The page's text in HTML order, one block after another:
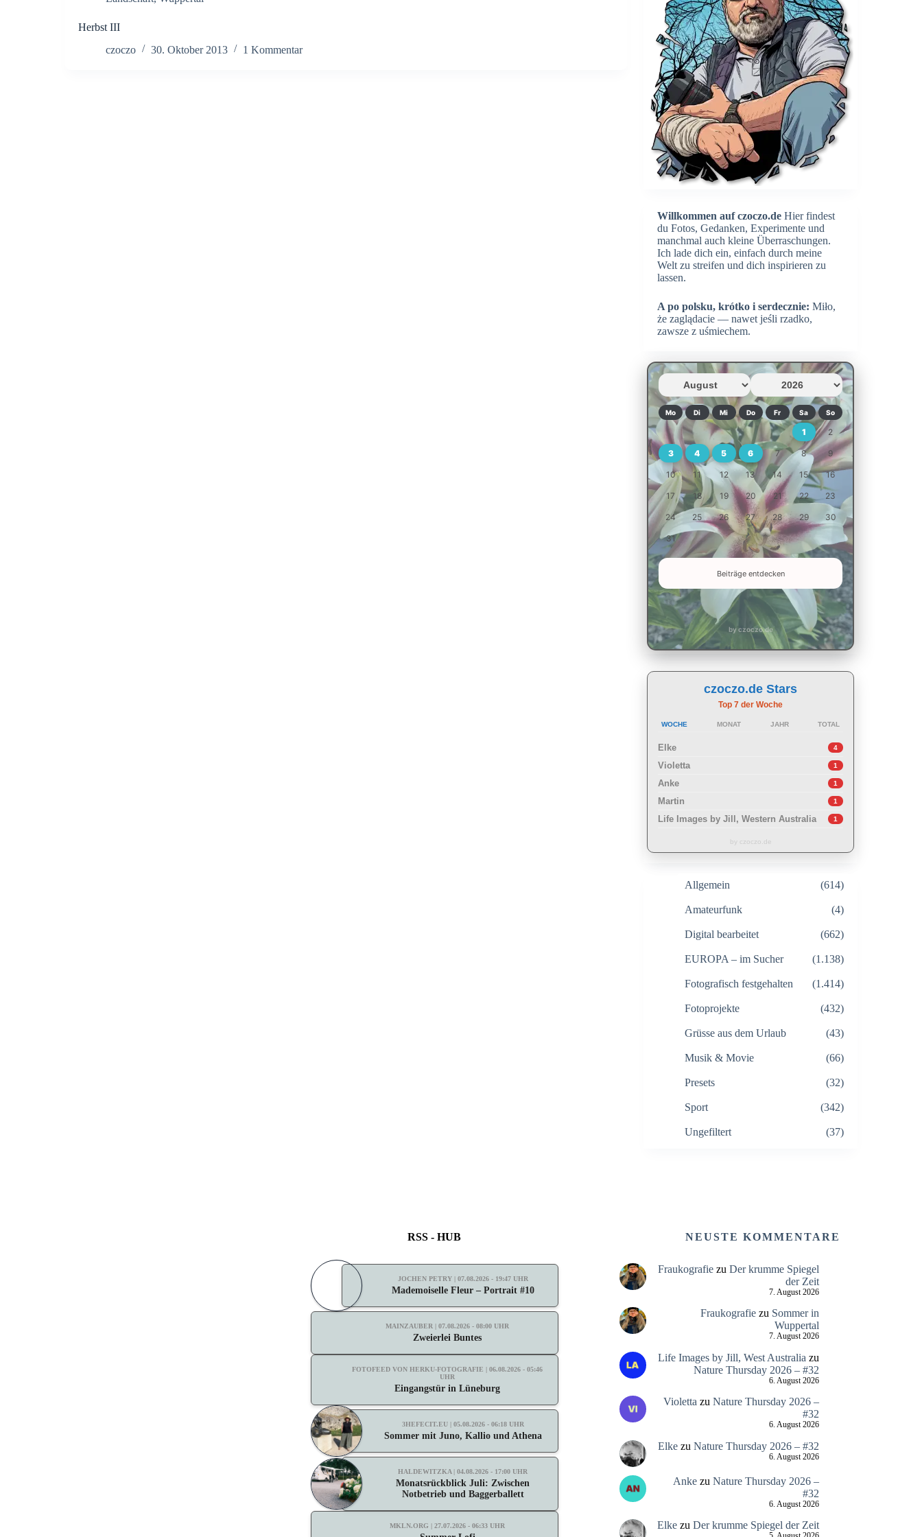
Herbst III
czoczo
30. Oktober 2013 1 Kommentar
Willkommen auf czoczo.de Hier findest
du Fotos, Gedanken, Experimente und
manchmal auch kleine Überraschungen.
Ich lade dich ein, einfach durch meine
Welt zu streifen und dich inspirieren zu
lassen.
A po polsku, krótko i serdecznie: Miło,
że zaglądacie — nawet jeśli rzadko,
zawsze z uśmiechem.
Mo Di Mi Do Fr Sa So
1 2
3 4 5 6 7 8 9
10 11 12 13 14 15 16
17 18 19 20 21 22 23
24 25 26 27 28 29 30
31
Beiträge entdecken
by czoczo.de
czoczo.de Stars
Top 7 der Woche
WOCHE MONAT JAHR TOTAL
Elke 4
Violetta 1
Anke 1
Martin 1
Life Images by Jill, Western Australia 1
by czoczo.de
Allgemein (614)
Amateurfunk (4)
Digital bearbeitet (662)
EUROPA – im Sucher (1.138)
Fotografisch festgehalten (1.414)
Fotoprojekte (432)
Grüsse aus dem Urlaub (43)
Musik & Movie (66)
Presets (32)
Sport (342)
Ungefiltert (37)
RSS - HUB
JOCHEN PETRY | 07.08.2026 - 19:47 UHR
Mademoiselle Fleur – Portrait #10
MAINZAUBER | 07.08.2026 - 08:00 UHR
Zweierlei Buntes
FOTOFEED VON HERKU-FOTOGRAFIE | 06.08.2026 - 05:46
UHR
Eingangstür in Lüneburg
3HEFECIT.EU | 05.08.2026 - 06:18 UHR
Sommer mit Juno, Kallio und Athena
HALDEWITZKA | 04.08.2026 - 17:00 UHR
Monatsrückblick Juli: Zwischen
Notbetrieb und Baggerballett
MKLN.ORG | 27.07.2026 - 06:33 UHR
NEUSTE KOMMENTARE
Fraukografiezu Der krumme Spiegel
der Zeit
7. August 2026
Fraukografiezu Sommer in
Wuppertal
7. August 2026
Life Images by Jill, West Australia zu
Nature Thursday 2026 – #32
6. August 2026
Violettazu Nature Thursday 2026 –
#32
6. August 2026
Elkezu Nature Thursday 2026 – #32
6. August 2026
Ankezu Nature Thursday 2026 –
#32
6. August 2026
Elkezu Der krumme Spiegel der Zeit